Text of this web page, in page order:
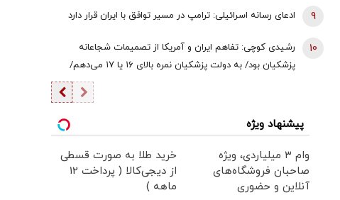
ادعای رسانه اسرائیلی: ترامپ در مسیر توافق با ایران قرار دارد 9
رشیدی کوچی: تفاهم ایران و آمریکا از تصمیمات شجاعانه
پزشکیان بود/ به دولت پزشکیان نمره بالای ۱۶ یا ۱۷ می‌دهم/
یقین بدانید اگر هر فرد دیگری جای پزشکیان بود، کشور با
مشکلات بزرگی روبه‌رو می‌شد/ اگر جلیلی رئیس‌جمهور
می‌شد...
10
پیشنهاد ویژه
وام ۳ میلیاردی، ویژه
صاحبان فروشگاه‌های
آنلاین و حضوری
خرید طلا به صورت قسطی
از دیجی‌کالا ( پرداخت 12
ماهه )